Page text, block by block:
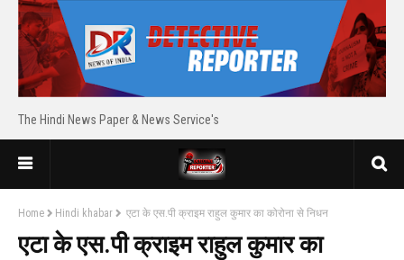
The Hindi News Paper & News Service's
Home Hindi khabar एटा के एस.पी क्राइम राहुल कुमार का कोरोना से निधन
एटा के एस.पी क्राइम राहुल कुमार का